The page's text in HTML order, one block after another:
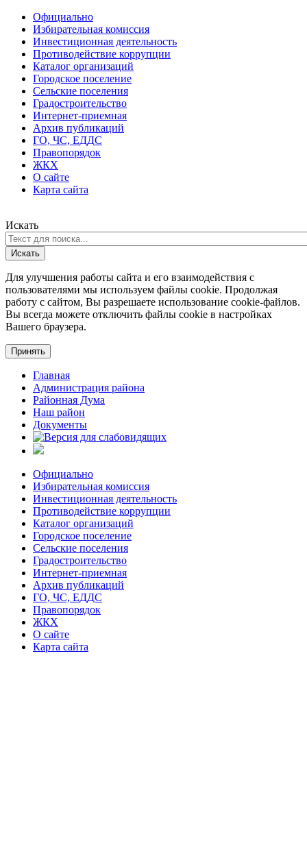
Официально
Избирательная комиссия
Инвестиционная деятельность
Противодействие коррупции
Каталог организаций
Городское поселение
Сельские поселения
Градостроительство
Интернет-приемная
Архив публикаций
ГО, ЧС, ЕДДС
Правопорядок
ЖКХ
О сайте
Карта сайта
Искать
Искать
Для улучшения работы сайта и его взаимодействия с
пользователями мы используем файлы cookie. Продолжая
работу с сайтом, Вы разрешаете использование cookie-файлов.
Вы всегда можете отключить файлы cookie в настройках
Вашего браузера.
Принять
Главная
Администрация района
Районная Дума
Наш район
Документы
Официально
Избирательная комиссия
Инвестиционная деятельность
Противодействие коррупции
Каталог организаций
Городское поселение
Сельские поселения
Градостроительство
Интернет-приемная
Архив публикаций
ГО, ЧС, ЕДДС
Правопорядок
ЖКХ
О сайте
Карта сайта